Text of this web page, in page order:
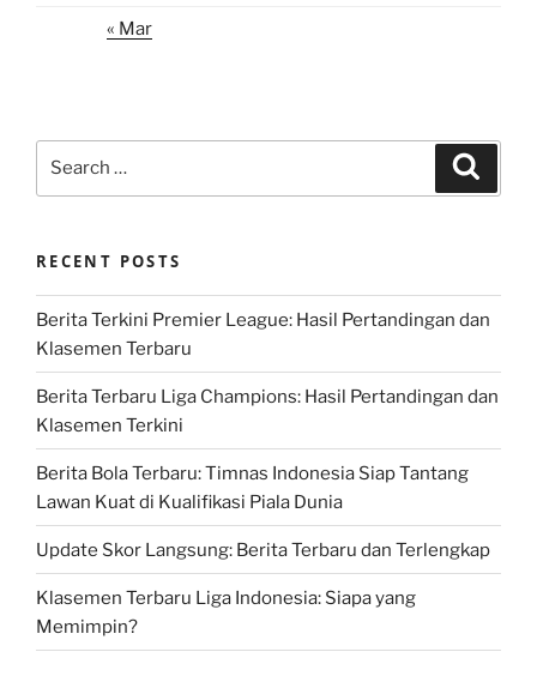
« Mar
RECENT POSTS
Berita Terkini Premier League: Hasil Pertandingan dan
Klasemen Terbaru
Berita Terbaru Liga Champions: Hasil Pertandingan dan
Klasemen Terkini
Berita Bola Terbaru: Timnas Indonesia Siap Tantang
Lawan Kuat di Kualifikasi Piala Dunia
Update Skor Langsung: Berita Terbaru dan Terlengkap
Klasemen Terbaru Liga Indonesia: Siapa yang
Memimpin?